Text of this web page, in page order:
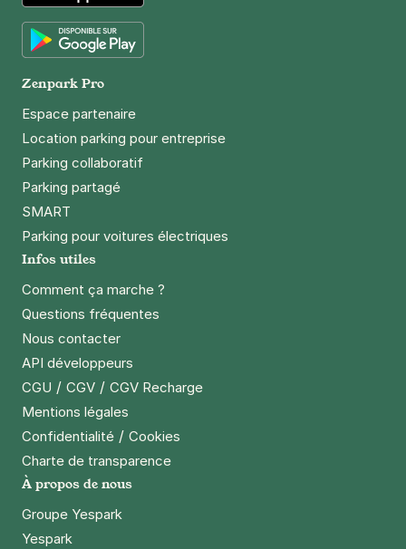
App Store
Zenpark Pro
Espace partenaire
Location parking pour entreprise
Parking collaboratif
Parking partagé
SMART
Parking pour voitures électriques
Infos utiles
Comment ça marche ?
Questions fréquentes
Nous contacter
API développeurs
CGU / CGV / CGV Recharge
Mentions légales
Confidentialité / Cookies
Charte de transparence
À propos de nous
Groupe Yespark
Yespark